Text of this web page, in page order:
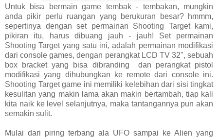
Untuk bisa bermain game tembak - tembakan, mungkin
anda pikir perlu ruangan yang berukuran besar? hmmm,
sepertinya dengan set permainan Shooting Target kami,
pikiran itu, harus dibuang jauh - jauh! Set permainan
Shooting Target yang satu ini, adalah permainan modifikasi
dari console games, dengan perangkat LCD TV 32", sebuah
box bracket yang bisa dibranding dan perangkat pistol
modifikasi yang dihubungkan ke remote dari console ini.
Shooting Target game ini memiliki kelebihan dari sisi tingkat
kesulitan yang makin lama akan makin bertambah, tiap kali
kita naik ke level selanjutnya, maka tantangannya pun akan
semakin sulit.
Mulai dari piring terbang ala UFO sampai ke Alien yang